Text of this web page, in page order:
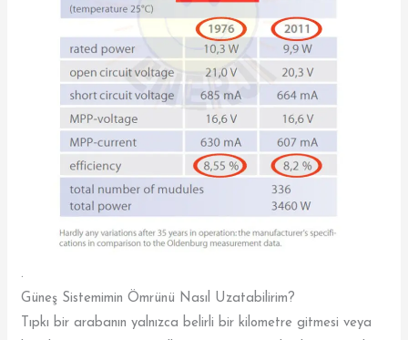
.
Güneş Sistemimin Ömrünü Nasıl Uzatabilirim?
Tıpkı bir arabanın yalnızca belirli bir kilometre gitmesi veya